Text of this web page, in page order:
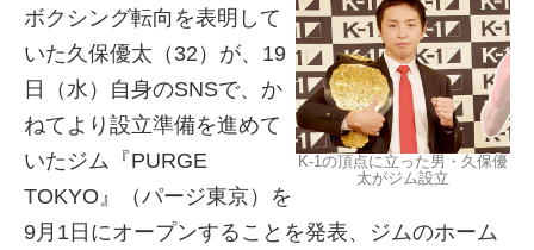
K-1の頂点に立った男・久保優
太がジム設立
ボクシング転向を表明して
いた久保優太（32）が、19
日（水）自身のSNSで、か
ねてより設立準備を進めて
いたジム『PURGE
TOKYO』（パージ東京）を
9月1日にオープンすることを発表、ジムのホーム